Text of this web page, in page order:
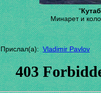
"
Минарет и
Прислал(а):Vladimir Pavlov